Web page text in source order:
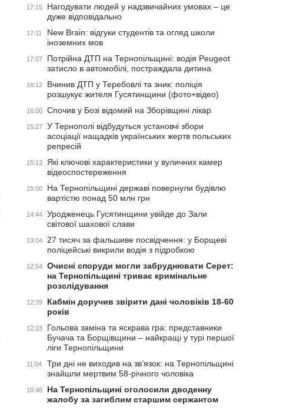
17:15
Нагодувати людей у надзвичайних умовах – це
дуже відповідально
17:11
New Brain: відгуки студентів та огляд школи
іноземних мов
17:07
Потрійна ДТП на Тернопільщині: водія Peugeot
затисло в автомобілі, постраждала дитина
16:12
Вчинив ДТП у Теребовлі та зник: поліція
розшукує жителя Гусятинщини (фото+відео)
16:00 Спочив у Бозі відомий на Зборівщині лікар
15:27
У Тернополі відбудуться установчі збори
асоціації нащадків українських жертв польських
репресій
15:13
Які ключові характеристики у вуличних камер
відеоспостереження
15:00
На Тернопільщині державі повернули будівлю
вартістю понад 50 млн грн
14:44
Уродженець Гусятинщини увійде до Зали
світової шахової слави
13:04
27 тисяч за фальшиве посвідчення: у Борщеві
поліцейські викрили водія з підробкою
12:54
Очисні споруди могли забруднювати Серет:
на Тернопільщині триває кримінальне
розслідування
12:39
Кабмін доручив звірити дані чоловіків 18-60
років
12:23
Гольова заміна та яскрава гра: представники
Бучача та Борщівщини – найкращі у турі першої
ліги Тернопільщини
11:04
Три дні не виходив на зв’язок: на Тернопільщині
знайшли мертвим 58-річного чоловіка
10:48
На Тернопільщині оголосили дводенну
жалобу за загиблим старшим сержантом